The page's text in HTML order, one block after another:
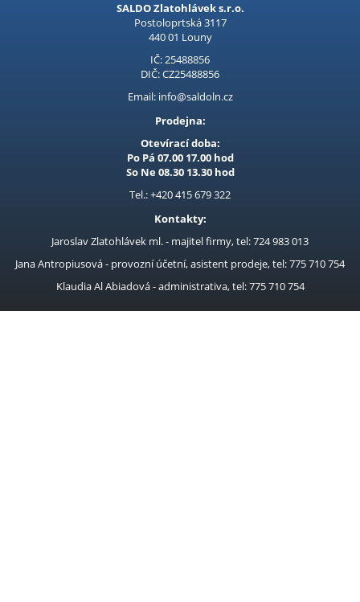
Horkovzdušné pistole
Hydraulické zvedáky
Kombi. svářečky CO2, Tig
Kotouče pilové SK dřevo
Kotoučové pily
Kukly, svářecí masky
Lasery
SALDO Zlatohlávek s.r.o.
Postoloprtská 3117
440 01 Louny
IČ: 25488856
DIČ: CZ25488856
Email: info@saldoln.cz
Prodejna:
Otevírací doba:
Po Pá 07.00 17.00 hod
So Ne 08.30 13.30 hod
Tel.: +420 415 679 322
Kontakty:
Jaroslav Zlatohlávek ml. - majitel firmy, tel: 724 983 013
Jana Antropiusová - provozní účetní, asistent prodeje, tel: 775 710 754
Klaudia Al Abiadová - administrativa, tel: 775 710 754